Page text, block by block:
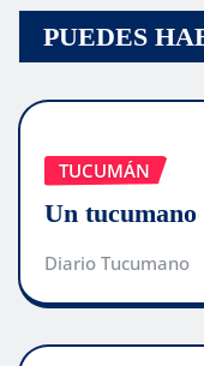
PUEDES
TUCUMÁN
Un
Diario Tucumano